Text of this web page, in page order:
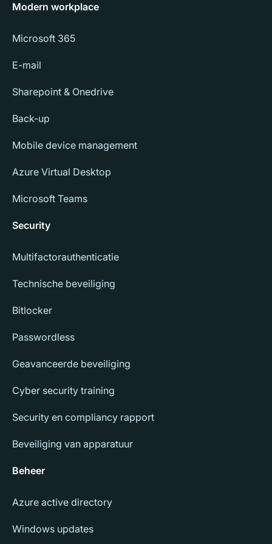
Modern workplace
Microsoft 365
E-mail
Sharepoint & Onedrive
Back-up
Mobile device management
Azure Virtual Desktop
Microsoft Teams
Security
Multifactorauthenticatie
Technische beveiliging
Bitlocker
Passwordless
Geavanceerde beveiliging
Cyber security training
Security en compliancy rapport
Beveiliging van apparatuur
Beheer
Azure active directory
Windows updates